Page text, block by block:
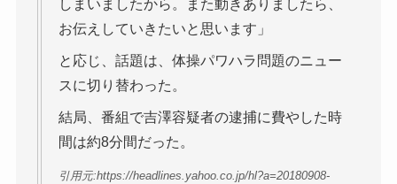
しまいましたから。また動きありましたら、
お伝えしていきたいと思います」
と応じ、話題は、体操パワハラ問題のニュー
スに切り替わった。
結局、番組で吉澤容疑者の逮捕に費やした時
間は約8分間だった。
引用元:https://headlines.yahoo.co.jp/hl?a=20180908-